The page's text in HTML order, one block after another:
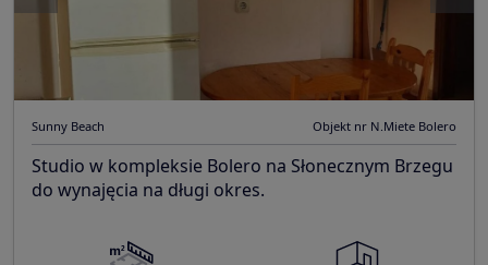
Sunny Beach Objekt nr N.Miete Bolero
Studio w kompleksie Bolero na Słonecznym Brzegu
do wynajęcia na długi okres.